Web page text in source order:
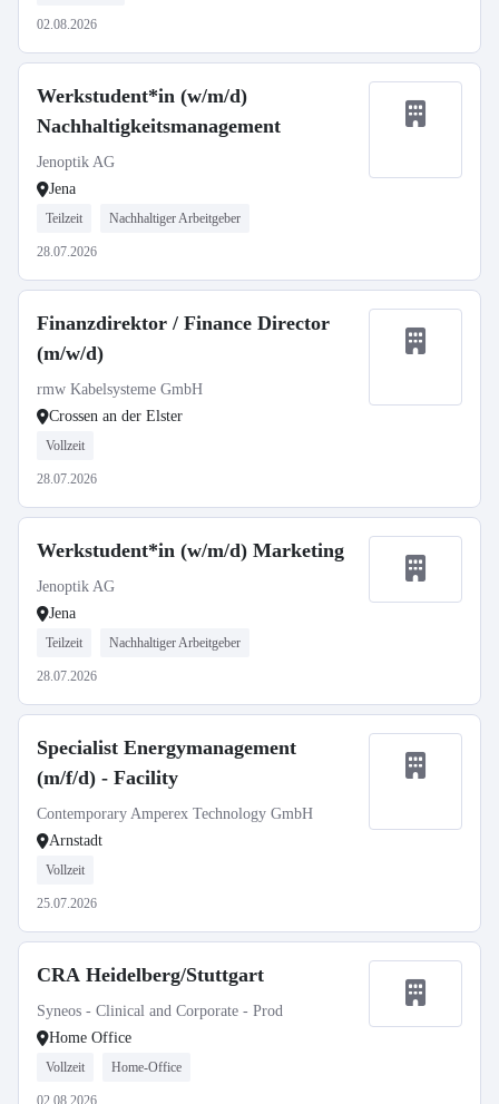
02.08.2026
Werkstudent*in (w/m/d)
Nachhaltigkeitsmanagement
Jenoptik AG
Jena
Teilzeit Nachhaltiger Arbeitgeber
28.07.2026
Finanzdirektor / Finance Director
(m/w/d)
rmw Kabelsysteme GmbH
Crossen an der Elster
Vollzeit
28.07.2026
Werkstudent*in (w/m/d) Marketing
Jenoptik AG
Jena
Teilzeit Nachhaltiger Arbeitgeber
28.07.2026
Specialist Energymanagement
(m/f/d) - Facility
Contemporary Amperex Technology GmbH
Arnstadt
Vollzeit
25.07.2026
CRA Heidelberg/Stuttgart
Syneos - Clinical and Corporate - Prod
Home Office
Vollzeit Home-Office
02.08.2026